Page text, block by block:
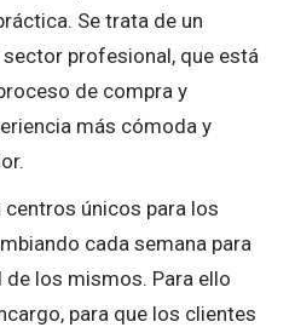
Se trata de un
profesional, que está
de compra y
más cómoda y
únicos para los
cada semana para
los mismos. Para ello
para que los clientes